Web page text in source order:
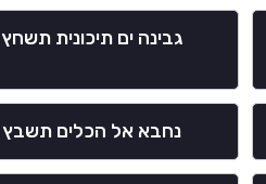
גבינה ים תיכונית תשחץ
נחבא אל הכלים תשבץ